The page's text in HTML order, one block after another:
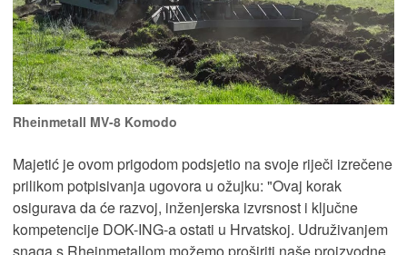
Rheinmetall MV-8 Komodo
Majetić je ovom prigodom podsjetio na svoje riječi izrečene
prilikom potpisivanja ugovora u ožujku: "Ovaj korak
osigurava da će razvoj, inženjerska izvrsnost i ključne
kompetencije DOK-ING-a ostati u Hrvatskoj. Udruživanjem